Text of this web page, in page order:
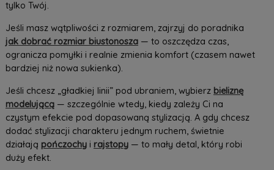
tylko Twój.
Jeśli masz wątpliwości z rozmiarem, zajrzyj do poradnika
jak dobrać rozmiar biustonosza— to oszczędza czas,
ogranicza pomyłki i realnie zmienia komfort (czasem nawet
bardziej niż nowa sukienka).
Jeśli chcesz „gładkiej linii” pod ubraniem, wybierz bieliznę
modelującą— szczególnie wtedy, kiedy zależy Ci na
czystym efekcie pod dopasowaną stylizacją. A gdy chcesz
dodać stylizacji charakteru jednym ruchem, świetnie
działają pończochyi rajstopy— to mały detal, który robi
duży efekt.